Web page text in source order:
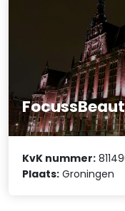
KvK nummer:
Plaats: Groningen